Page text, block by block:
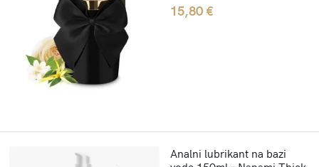
15,80€
Analni lubrikant na bazi